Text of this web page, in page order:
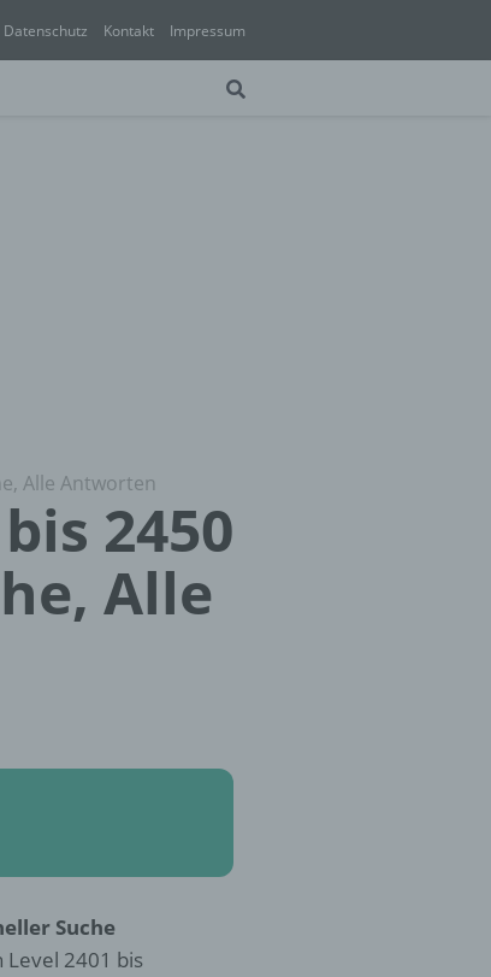
Datenschutz Kontakt Impressum
Alle Antworten
2450
Alle
Suche
Level 2401 bis